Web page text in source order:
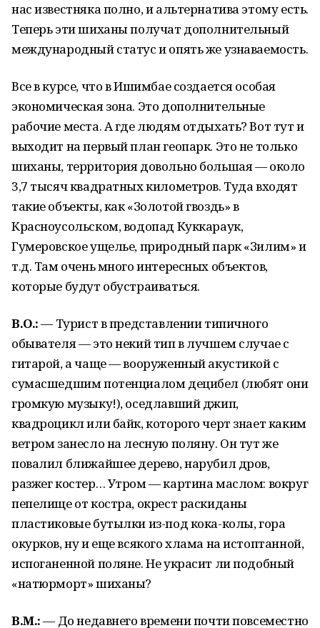
нас известняка полно, и альтернатива этому есть.
Теперь эти шиханы получат дополнительный
международный статус и опять же узнаваемость.
Все в курсе, что в Ишимбае создается особая
экономическая зона. Это дополнительные
рабочие места. А где людям отдыхать? Вот тут и
выходит на первый план геопарк. Это не только
шиханы, территория довольно большая — около
3,7 тысяч квадратных километров. Туда входят
такие объекты, как «Золотой гвоздь» в
Красноусольском, водопад Куккараук,
Гумеровское ущелье, природный парк «Зилим» и
т.д. Там очень много интересных объектов,
которые будут обустраиваться.
В.О.:— Турист в представлении типичного
обывателя — это некий тип в лучшем случае с
гитарой, а чаще — вооруженный акустикой с
сумасшедшим потенциалом децибел (любят они
громкую музыку!), оседлавший джип,
квадроцикл или байк, которого черт знает каким
ветром занесло на лесную поляну. Он тут же
повалил ближайшее дерево, нарубил дров,
разжег костер… Утром — картина маслом: вокруг
пепелище от костра, окрест раскиданы
пластиковые бутылки из-под кока-колы, гора
окурков, ну и еще всякого хлама на истоптанной,
испоганенной поляне. Не украсит ли подобный
«натюрморт» шиханы?
В.М.:— До недавнего времени почти повсеместно